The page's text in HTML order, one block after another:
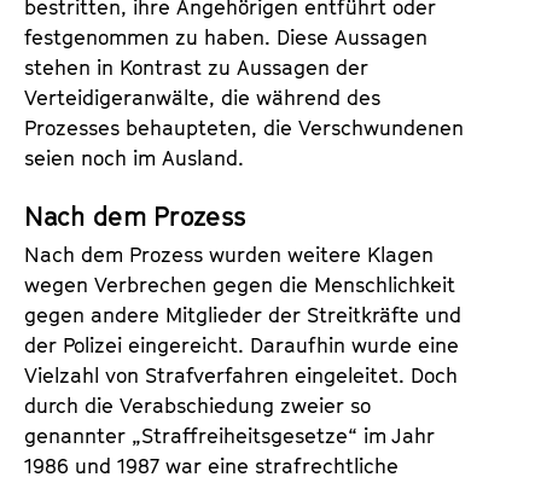
bestritten, ihre Angehörigen entführt oder
festgenommen zu haben. Diese Aussagen
stehen in Kontrast zu Aussagen der
Verteidigeranwälte, die während des
Prozesses behaupteten, die Verschwundenen
seien noch im Ausland.
Nach dem Prozess
Nach dem Prozess wurden weitere Klagen
wegen Verbrechen gegen die Menschlichkeit
gegen andere Mitglieder der Streitkräfte und
der Polizei eingereicht. Daraufhin wurde eine
Vielzahl von Strafverfahren eingeleitet. Doch
durch die Verabschiedung zweier so
genannter „Straffreiheitsgesetze“ im Jahr
1986 und 1987 war eine strafrechtliche